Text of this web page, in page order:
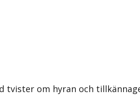
tvister om hyran och